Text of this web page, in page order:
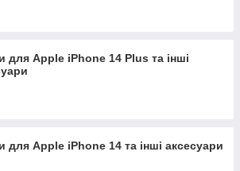
для Apple iPhone 14 Plus та інші
для Apple iPhone 14 та інші аксесуари